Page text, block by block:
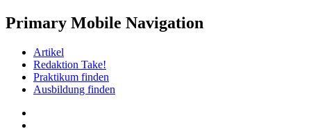
Primary Mobile Navigation
Artikel
Redaktion Take!
Praktikum finden
Ausbildung finden